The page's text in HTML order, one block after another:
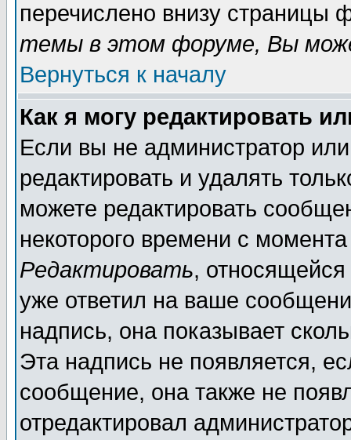
перечислено внизу страницы
темы в этом форуме, Вы
Вернуться к началу
Как я могу редактировать
Если вы не администратор
редактировать и удалять
можете редактировать
некоторого времени с
Редактировать,
уже ответил на ваше
надпись, она показывает
Эта надпись не появляется,
сообщение, она также не
отредактировал